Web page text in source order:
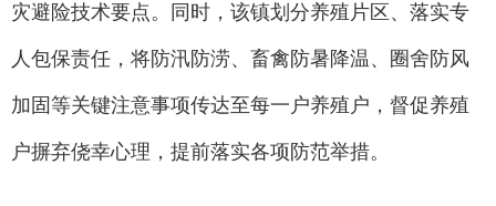
灾避险技术要点。同时，该镇划分养殖片区、落实专
人包保责任，将防汛防涝、畜禽防暑降温、圈舍防风
加固等关键注意事项传达至每一户养殖户，督促养殖
户摒弃侥幸心理，提前落实各项防范举措。